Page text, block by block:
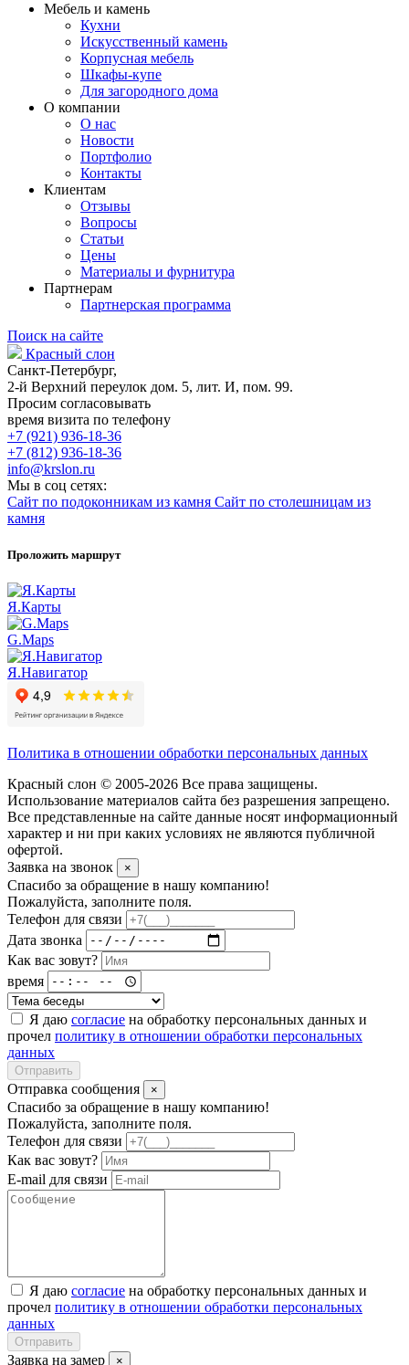
Мебель и камень
Кухни
Искусственный камень
Корпусная мебель
Шкафы-купе
Для загородного дома
О компании
О нас
Новости
Портфолио
Контакты
Клиентам
Отзывы
Вопросы
Статьи
Цены
Материалы и фурнитура
Партнерам
Партнерская программа
Поиск на сайте
Красный слон
Санкт-Петербург,
2-й Верхний переулок дом. 5, лит. И, пом. 99.
Просим согласовывать
время визита по телефону
+7 (921) 936-18-36
+7 (812) 936-18-36
info@krslon.ru
Мы в соц сетях:
Сайт по подоконникам из камня Сайт по столешницам из
камня
Проложить маршрут
Я.Карты
G.Maps
Я.Навигатор
Политика в отношении обработки персональных данных
Красный слон © 2005-2026 Все права защищены.
Использование материалов сайта без разрешения запрещено.
Все представленные на сайте данные носят информационный
характер и ни при каких условиях не являются публичной
офертой.
Заявка на звонок
×
Спасибо за обращение в нашу компанию!
Пожалуйста, заполните поля.
Телефон для связи
Дата звонка
Как вас зовут?
время
Я даю согласие на обработку персональных данных и
прочел политику в отношении обработки персональных
данных
Отправить
Отправка сообщения ×
Спасибо за обращение в нашу компанию!
Пожалуйста, заполните поля.
Телефон для связи
Как вас зовут?
E-mail для связи
Я даю согласие на обработку персональных данных и
прочел политику в отношении обработки персональных
данных
Отправить
Заявка на замер ×